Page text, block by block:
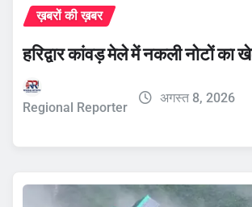
ख़बरों की ख़बर
हरिद्वार कांवड़ मेले में नकली नोटों का
Regional Reporter
अगस्त 8, 2026